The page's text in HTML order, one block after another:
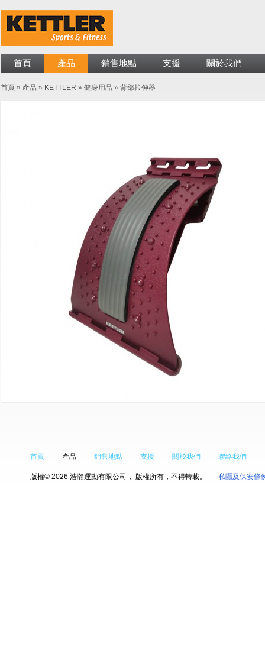
首頁 產品 銷售地點 支援 關於我們
首頁 » 產品 » KETTLER » 健身用品 » 背部拉伸器
首頁 產品 銷售地點 支援 關於我們 聯絡我們
版權© 2026 浩瀚運動有限公司， 版權所有，不得轉載。 私隱及保安條